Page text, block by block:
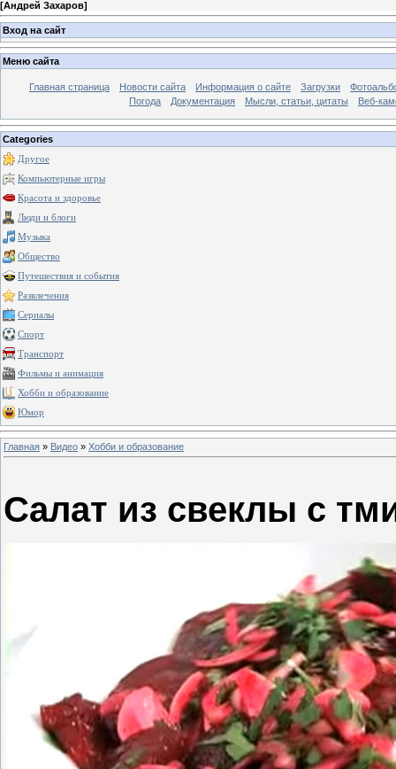
[Андрей Захаров]
Вход на сайт
Меню сайта
Главная страница Новости сайта Информация о сайте Загрузки
Погода
Документация Мысли, статьи, цитаты Веб-
Categories
Другое
Компьютерные игры
Красота и здоровье
Люди и блоги
Музыка
Общество
Путешествия и события
Развлечения
Сериалы
Спорт
Транспорт
Фильмы и анимация
Хобби и образование
Юмор
Главная » Видео » Хобби и образование
Салат из свеклы с